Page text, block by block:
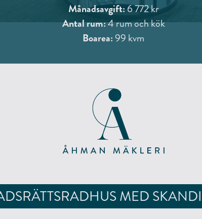
Månadsavgift:6 772 kr
Antal rum:4 rum och kök
Boarea:99 kvm
MED